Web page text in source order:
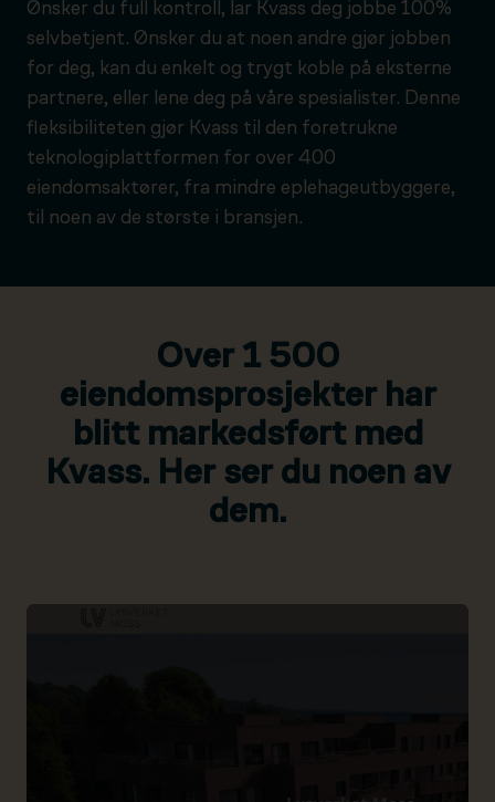
Ønsker du full kontroll, lar Kvass deg jobbe 100%
selvbetjent. Ønsker du at noen andre gjør jobben
for deg, kan du enkelt og trygt koble på eksterne
partnere, eller lene deg på våre spesialister. Denne
fleksibiliteten gjør Kvass til den foretrukne
teknologiplattformen for over 400
eiendomsaktører, fra mindre eplehageutbyggere,
til noen av de største i bransjen.
Over 1 500
eiendomsprosjekter har
blitt markedsført med
Kvass. Her ser du noen av
dem.